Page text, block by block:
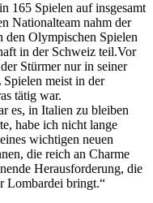
165 Spielen auf insgesamt
Nationalteam nahm der
den Olympischen Spielen
in der Schweiz teil.Vor
Stürmer nur in seiner
meist in der
tätig war.
es, in Italien zu bleiben
habe ich nicht lange
wichtigen neuen
die reich an Charme
Herausforderung, die
Lombardei bringt.“